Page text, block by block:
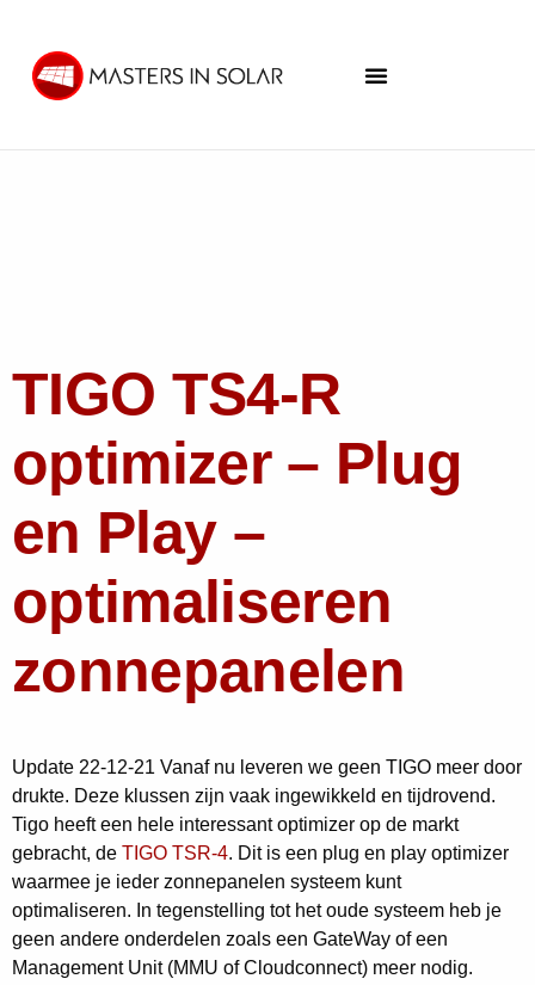
TIGO TS4-R
optimizer – Plug
en Play –
optimaliseren
zonnepanelen
Update 22-12-21 Vanaf nu leveren we geen TIGO meer door
drukte. Deze klussen zijn vaak ingewikkeld en tijdrovend.
Tigo heeft een hele interessant optimizer op de markt
gebracht, de TIGO TSR-4. Dit is een plug en play optimizer
waarmee je ieder zonnepanelen systeem kunt
optimaliseren. In tegenstelling tot het oude systeem heb je
geen andere onderdelen zoals een GateWay of een
Management Unit (MMU of Cloudconnect) meer nodig.